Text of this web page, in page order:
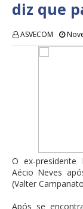
diz que
ASVECOM
O ex-presidente
Aécio Neves
(Valter
Após se